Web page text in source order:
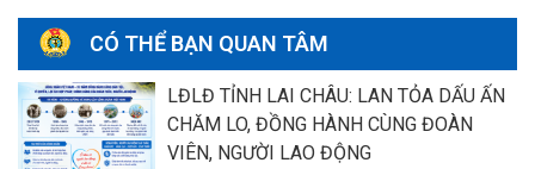
CÓ THỂ BẠN QUAN TÂM
LĐLĐ TỈNH LAI CHÂU: LAN TỎA DẤU ẤN
CHĂM LO, ĐỒNG HÀNH CÙNG ĐOÀN
VIÊN, NGƯỜI LAO ĐỘNG